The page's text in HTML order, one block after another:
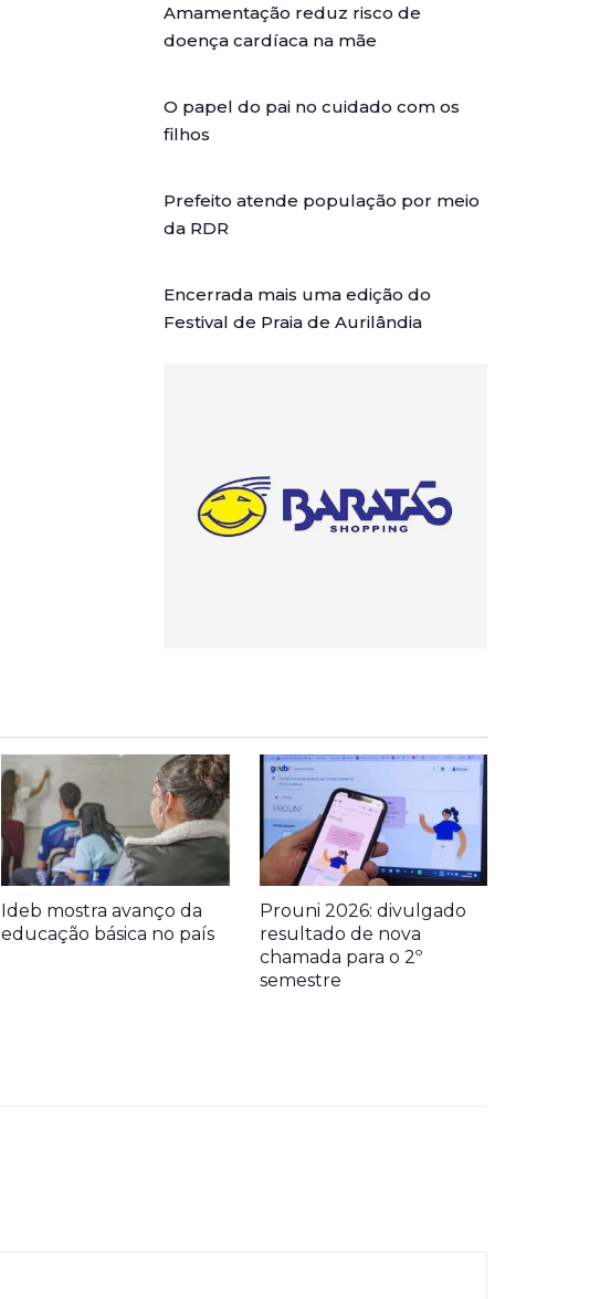
Amamentação reduz risco de
doença cardíaca na mãe
O papel do pai no cuidado com os
filhos
Prefeito atende população por meio
da RDR
Encerrada mais uma edição do
Festival de Praia de Aurilândia
Ideb mostra avanço da
educação básica no país
Prouni 2026: divulgado
resultado de nova
chamada para o 2º
semestre